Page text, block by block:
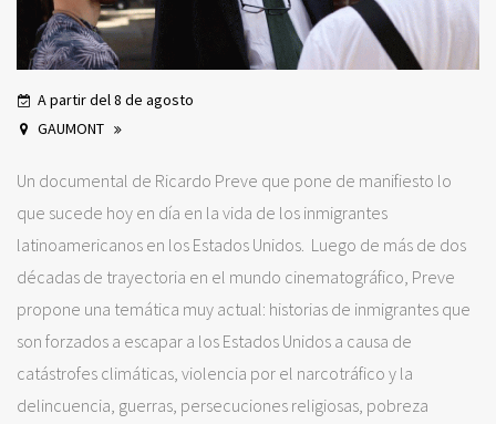
A partir del 8 de agosto
GAUMONT
Un documental de Ricardo Preve que pone de manifiesto lo
que sucede hoy en día en la vida de los inmigrantes
latinoamericanos en los Estados Unidos. Luego de más de dos
décadas de trayectoria en el mundo cinematográfico, Preve
propone una temática muy actual: historias de inmigrantes que
son forzados a escapar a los Estados Unidos a causa de
catástrofes climáticas, violencia por el narcotráfico y la
delincuencia, guerras, persecuciones religiosas, pobreza